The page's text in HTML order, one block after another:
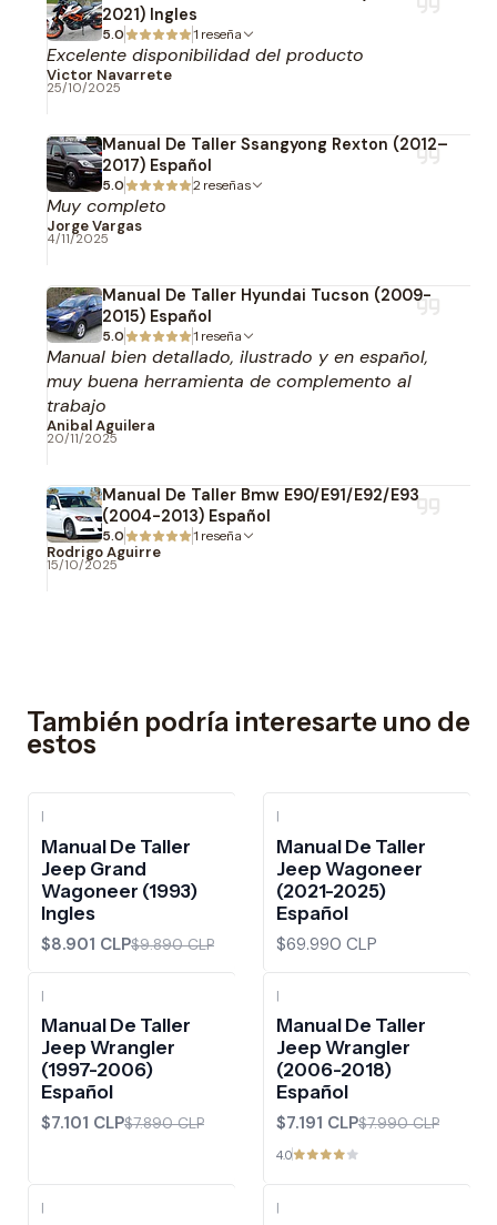
2021) Ingles
5.0 1 reseña
Excelente disponibilidad del producto
Victor Navarrete
25/10/2025
Manual De Taller Ssangyong Rexton (2012–
2017) Español
5.0 2 reseñas
Muy completo
Jorge Vargas
4/11/2025
Manual De Taller Hyundai Tucson (2009-
2015) Español
5.0 1 reseña
Manual bien detallado, ilustrado y en español,
muy buena herramienta de complemento al
trabajo
Anibal Aguilera
20/11/2025
Manual De Taller Bmw E90/E91/E92/E93
(2004-2013) Español
5.0 1 reseña
Rodrigo Aguirre
15/10/2025
También podría interesarte uno de
estos
|
Manual De Taller
Jeep Grand
Wagoneer (1993)
Ingles
$8.901 CLP$9.890 CLP
|
Manual De Taller
Jeep Wagoneer
(2021-2025)
Español
$69.990 CLP
|
Manual De Taller
Jeep Wrangler
(1997-2006)
Español
$7.101 CLP$7.890 CLP
|
Manual De Taller
Jeep Wrangler
(2006-2018)
Español
$7.191 CLP$7.990 CLP
4.0
| |